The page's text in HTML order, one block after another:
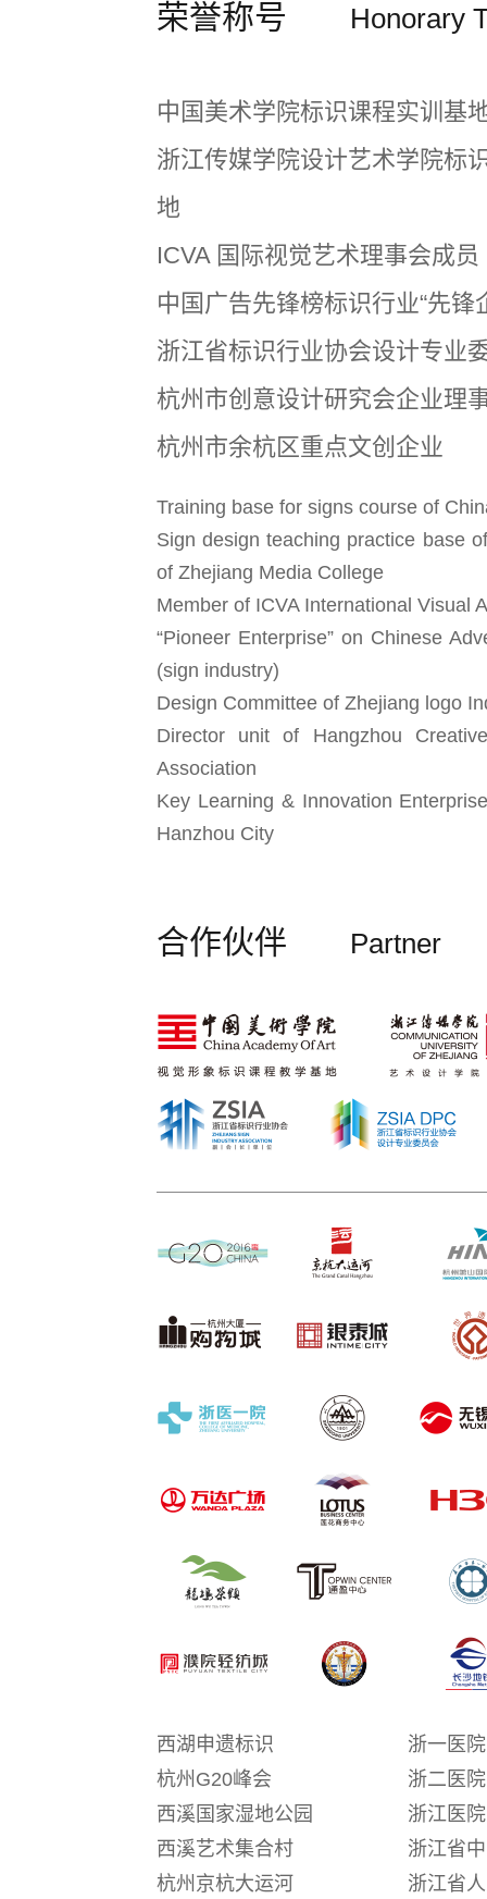
荣誉称号 Honorary
中国美术学院标识课程实训基
浙江传媒学院设计艺术学院标
地
ICVA 国际视觉艺术理事会成员
中国广告先锋榜标识行业“先锋
浙江省标识行业协会设计专业
杭州市创意设计研究会企业理
杭州市余杭区重点文创企业
Training base for signs course of
Sign design teaching practice base
of Zhejiang Media College
Member of ICVA International Visual
“Pioneer Enterprise” on Chinese
(sign industry)
Design Committee of Zhejiang logo
Director unit of Hangzhou
Association
Key Learning & Innovation
Hanzhou City
合作伙伴 Partner
西湖申遗标识
杭州G20峰会
西溪国家湿地公园
西溪艺术集合村
杭州京杭大运河
浙一医院
浙二医院
浙江医院
浙江省
浙江省